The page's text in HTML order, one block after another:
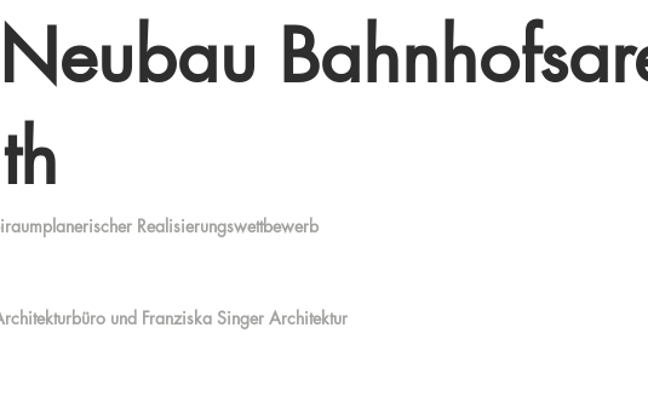
Realisierungswettbewerb
und Franziska Singer Architektur